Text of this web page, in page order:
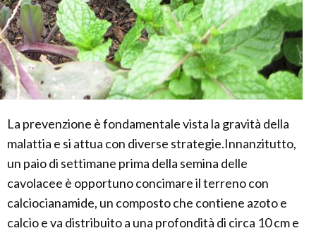
La prevenzione è fondamentale vista la gravità della
malattia e si attua con diverse strategie.Innanzitutto,
un paio di settimane prima della semina delle
cavolacee è opportuno concimare il terreno con
calciocianamide, un composto che contiene azoto e
calcio e va distribuito a una profondità di circa 10 cm e